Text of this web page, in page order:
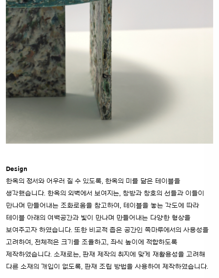
Design
한옥의 정서와 어우러 질 수 있도록, 한옥의 미를 닮은 테이블을
생각했습니다. 한옥의 외벽에서 보여지는, 창방과 창호의 선들과 이들이
만나며 만들어내는 조화로움을 참고하여, 테이블을 놓는 각도에 따라
테이블 아래의 여백공간과 빛이 만나며 만들어내는 다양한 형상을
보여주고자 하였습니다. 또한 비교적 좁은 공간인 쪽마루에서의 사용성을
고려하여, 전체적은 크기를 조율하고, 좌식 높이에 적합하도록
제작하였습니다. 소재로는, 판재 제작의 취지에 맞게 재활용성을 고려해
다른 소재의 개입이 없도록, 판재 조립 방법을 사용하여 제작하였습니다.